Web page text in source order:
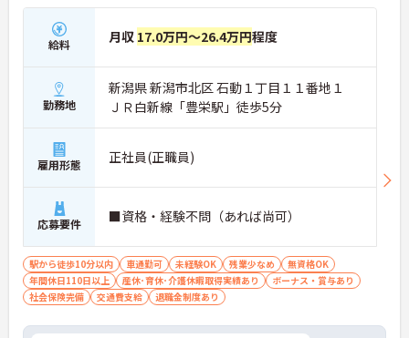
給料 月収 17.0万円～26.4万円程度
勤務地
新潟県 新潟市北区 石動１丁目１１番地１
ＪＲ白新線「豊栄駅」徒歩5分
雇用形態 正社員(正職員)
応募要件 ■資格・経験不問（あれば尚可）
駅から徒歩10分以内 車通勤可 未経験OK 残業少なめ
無資格OK
年間休日110日以上
産休･育休･介護休暇取得実績あり
ボーナス・賞与あり
社会保険完備
交通費支給 退職金制度あり